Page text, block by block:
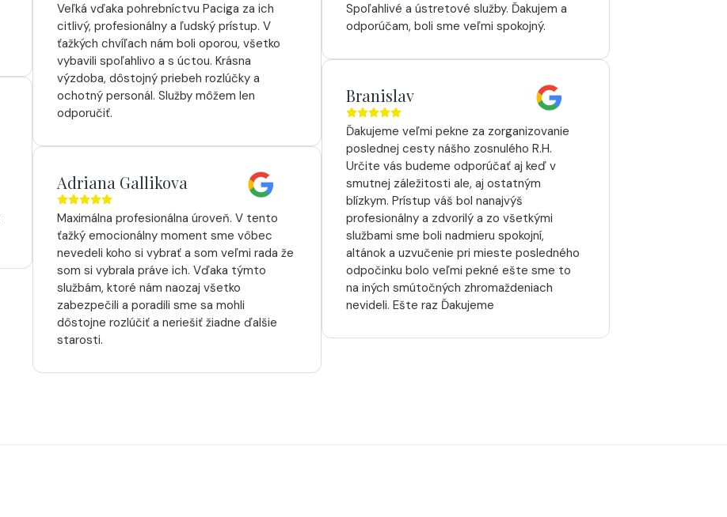
Veľká vďaka pohrebníctvu Paciga za ich
citlivý, profesionálny a ľudský prístup. V
ťažkých chvíľach nám boli oporou, všetko
vybavili spoľahlivo a s úctou. Krásna
výzdoba, dôstojný priebeh rozlúčky a
ochotný personál. Služby môžem len
odporučiť.
Adriana Gallikova
Maximálna profesionálna úroveň. V tento
ťažký emocionálny moment sme vôbec
nevedeli koho si vybrať a som veľmi rada že
som si vybrala práve ich. Vďaka týmto
službám, ktoré nám naozaj všetko
zabezpečili a poradili sme sa mohli
dôstojne rozlúčiť a neriešiť žiadne ďalšie
starosti.
Spoľahlivé a ústretové služby. Ďakujem a
odporúčam, boli sme veľmi spokojný.
Branislav
Ďakujeme veľmi pekne za zorganizovanie
poslednej cesty nášho zosnulého R.H.
Určite vás budeme odporúčať aj keď v
smutnej záležitosti ale, aj ostatným
blízkym. Prístup váš bol nanajvýš
profesionálny a zdvorilý a zo všetkými
službami sme boli nadmieru spokojní,
altánok a uzvučenie pri mieste posledného
odpočinku bolo veľmi pekné ešte sme to
na iných smútočných zhromaždeniach
nevideli. Ešte raz Ďakujeme